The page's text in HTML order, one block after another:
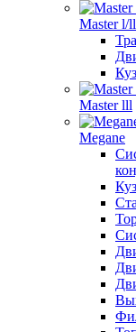
Master l/ll
Master lll
Megane